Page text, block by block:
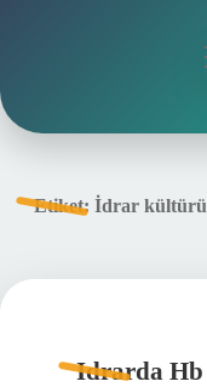
Etiket: İdrar kültürü
Idrarda Hb